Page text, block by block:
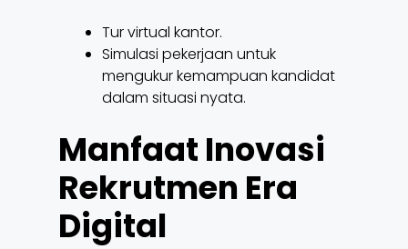
Tur virtual kantor.
Simulasi pekerjaan untuk
mengukur kemampuan kandidat
dalam situasi nyata.
Manfaat Inovasi
Rekrutmen Era
Digital